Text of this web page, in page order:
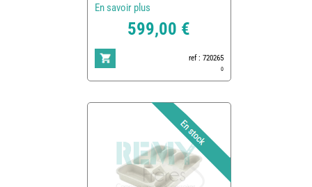
En savoir plus
599,00 €
ref : 720265
0